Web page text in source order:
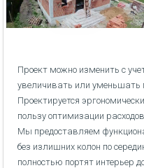
Проект можно изменить с
увеличивать или уменьшать
Проектируется
пользу оптимизации
Мы предоставляем
без излишних колон по
полностью портят интерьер